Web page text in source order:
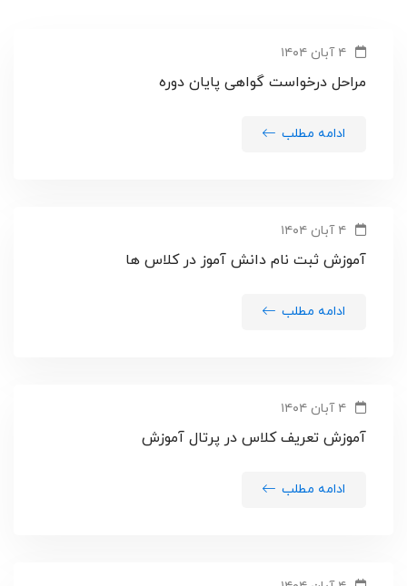
۴ آبان ۱۴۰۴
مراحل درخواست گواهی پایان دوره
ادامه مطلب
۴ آبان ۱۴۰۴
آموزش ثبت نام دانش آموز در کلاس ها
ادامه مطلب
۴ آبان ۱۴۰۴
آموزش تعریف کلاس در پرتال آموزش
ادامه مطلب